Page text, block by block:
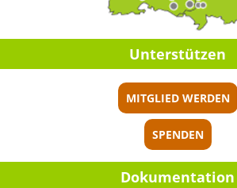
Unter­stüt­zen
MITGLIED WERDEN
SPENDEN
Dokumen­ta­tion